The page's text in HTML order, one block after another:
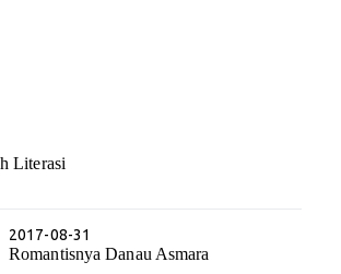
Literasi
2017-08-31
Romantisnya Danau Asmara